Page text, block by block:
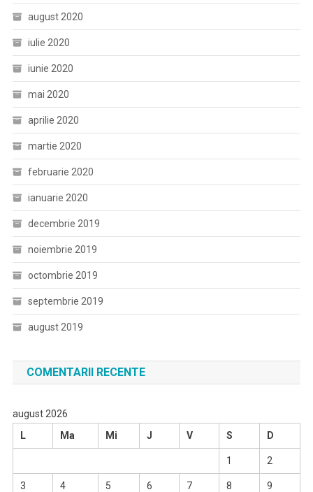
august 2020
iulie 2020
iunie 2020
mai 2020
aprilie 2020
martie 2020
februarie 2020
ianuarie 2020
decembrie 2019
noiembrie 2019
octombrie 2019
septembrie 2019
august 2019
COMENTARII RECENTE
august 2026
L
Ma Mi J V S D
1 2
3 4 5 6 7 8 9